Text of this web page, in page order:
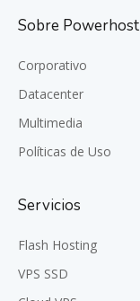
Sobre Powerhost
Corporativo
Datacenter
Multimedia
Políticas de Uso
Servicios
Flash Hosting
VPS SSD